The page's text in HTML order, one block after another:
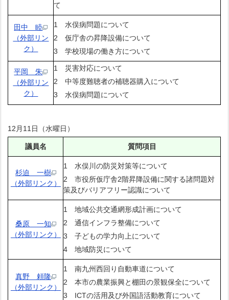
て
田中 睦
（外部リン
ク）
1 水俣病問題について
2 仮庁舎の昇降設備について
3 学校現場の働き方について
平岡 朱
（外部リン
ク）
1 災害対応について
2 中等度難聴者の補聴器購入について
3 水俣病問題について
12月11日（水曜日）
議員名 質問項目
杉迫 一樹
（外部リンク）
1 水俣川の防災対策等について
2 市役所仮庁舎2階昇降設備に関する諸問題対
策及びバリアフリー認識について
桑原 一知
（外部リンク）
1 地域公共交通網形成計画について
2 通信インフラ整備について
3 子どもの学力向上について
4 地域防災について
真野 頼隆
（外部リンク）
1 南九州西回り自動車道について
2 本市の農業振興と棚田の景観保全について
3 ICTの活用及び外国語活動教育について